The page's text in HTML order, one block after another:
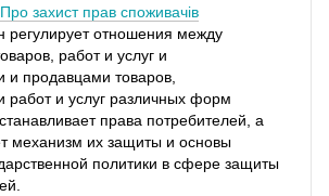
Про захист прав споживачів
регулирует отношения между
работ и услуг и
и продавцами товаров,
работ и услуг различных форм
права потребителей, а
механизм их защиты и основы
политики в сфере защиты